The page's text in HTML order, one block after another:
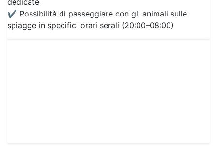
per famiglie. Diverse calette e zone attrezzate con
ombrelloni e lettini (a pagamento).